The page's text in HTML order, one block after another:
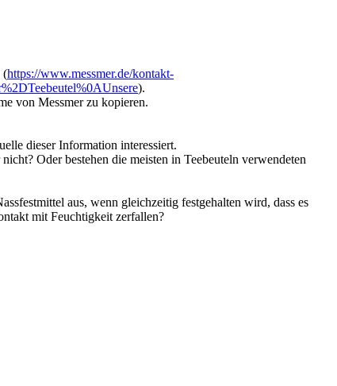
(https://www.messmer.de/kontakt-
).
von Messmer zu kopieren.
dieser Information interessiert.
Oder bestehen die meisten in Teebeuteln verwendeten
aus, wenn gleichzeitig festgehalten wird, dass es
mit Feuchtigkeit zerfallen?